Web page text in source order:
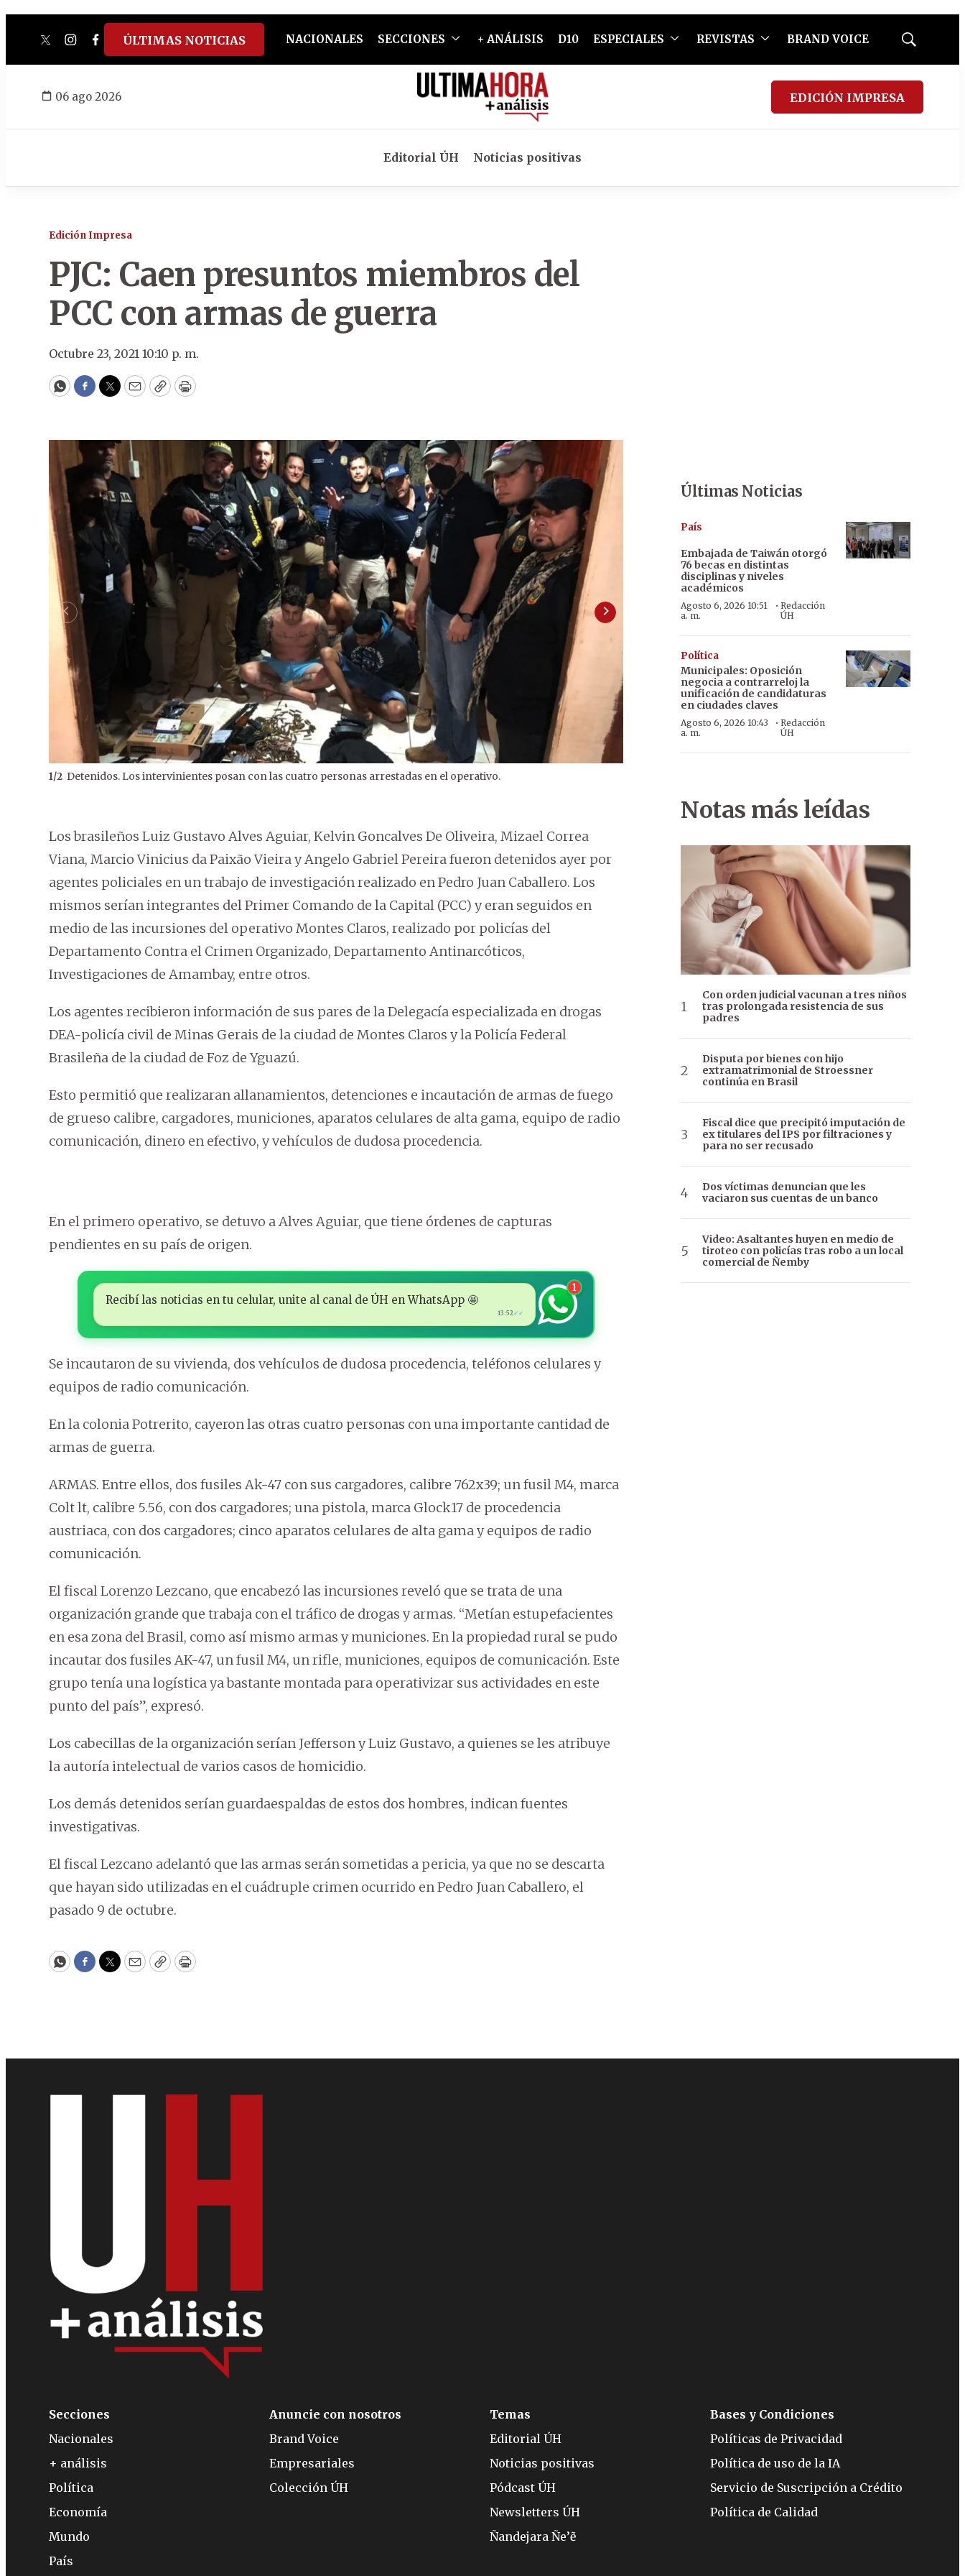
twitterinstagram
facebook
tiktokyoutube
spotify
ÚLTIMAS NOTICIAS NACIONALES SECCIONES + ANÁLISIS D10 ESPECIALES REVISTAS BRAND VOICE
Mostrar
06 ago 2026 EDICIÓN IMPRESA
Editorial ÚH Noticias positivas
Edición Impresa
PJC: Caen presuntos miembros del
PCC con armas de guerra
Octubre 23, 2021 10:10 p. m.
WhatsApp
Facebook
Twitter
EmailCopyPrint
1/2 Detenidos. Los intervinientes posan con las cuatro personas arrestadas en el operativo.
Los brasileños Luiz Gustavo Alves Aguiar, Kelvin Goncalves De Oliveira, Mizael Correa
Viana, Marcio Vinicius da Paixão Vieira y Angelo Gabriel Pereira fueron detenidos ayer por
agentes policiales en un trabajo de investigación realizado en Pedro Juan Caballero. Los
mismos serían integrantes del Primer Comando de la Capital (PCC) y eran seguidos en
medio de las incursiones del operativo Montes Claros, realizado por policías del
Departamento Contra el Crimen Organizado, Departamento Antinarcóticos,
Investigaciones de Amambay, entre otros.
Los agentes recibieron información de sus pares de la Delegacía especializada en drogas
DEA-policía civil de Minas Gerais de la ciudad de Montes Claros y la Policía Federal
Brasileña de la ciudad de Foz de Yguazú.
Esto permitió que realizaran allanamientos, detenciones e incautación de armas de fuego
de grueso calibre, cargadores, municiones, aparatos celulares de alta gama, equipo de radio
comunicación, dinero en efectivo, y vehículos de dudosa procedencia.
En el primero operativo, se detuvo a Alves Aguiar, que tiene órdenes de capturas
pendientes en su país de origen.
Recibí las noticias en tu celular, unite al canal de ÚH en WhatsApp 🤩
13:52✓✓
1
Se incautaron de su vivienda, dos vehículos de dudosa procedencia, teléfonos celulares y
equipos de radio comunicación.
En la colonia Potrerito, cayeron las otras cuatro personas con una importante cantidad de
armas de guerra.
ARMAS. Entre ellos, dos fusiles Ak-47 con sus cargadores, calibre 762x39; un fusil M4, marca
Colt lt, calibre 5.56, con dos cargadores; una pistola, marca Glock17 de procedencia
austriaca, con dos cargadores; cinco aparatos celulares de alta gama y equipos de radio
comunicación.
El fiscal Lorenzo Lezcano, que encabezó las incursiones reveló que se trata de una
organización grande que trabaja con el tráfico de drogas y armas. “Metían estupefacientes
en esa zona del Brasil, como así mismo armas y municiones. En la propiedad rural se pudo
incautar dos fusiles AK-47, un fusil M4, un rifle, municiones, equipos de comunicación. Este
grupo tenía una logística ya bastante montada para operativizar sus actividades en este
punto del país”, expresó.
Los cabecillas de la organización serían Jefferson y Luiz Gustavo, a quienes se les atribuye
la autoría intelectual de varios casos de homicidio.
Los demás detenidos serían guardaespaldas de estos dos hombres, indican fuentes
investigativas.
El fiscal Lezcano adelantó que las armas serán sometidas a pericia, ya que no se descarta
que hayan sido utilizadas en el cuádruple crimen ocurrido en Pedro Juan Caballero, el
pasado 9 de octubre.
WhatsApp
Facebook
Twitter
EmailCopyPrint
Últimas Noticias
País
Embajada de Taiwán otorgó
76 becas en distintas
disciplinas y niveles
académicos
Agosto 6, 2026 10:51
a. m.
· Redacción
ÚH
Política
Municipales: Oposición
negocia a contrarreloj la
unificación de candidaturas
en ciudades claves
Agosto 6, 2026 10:43
a. m.
·Redacción
ÚH
Notas más leídas
Con orden judicial vacunan a tres niños
tras prolongada resistencia de sus
padres
Disputa por bienes con hijo
extramatrimonial de Stroessner
continúa en Brasil
Fiscal dice que precipitó imputación de
ex titulares del IPS por filtraciones y
para no ser recusado
Dos víctimas denuncian que les
vaciaron sus cuentas de un banco
Video: Asaltantes huyen en medio de
tiroteo con policías tras robo a un local
comercial de Ñemby
Secciones
Nacionales
+ análisis
Política
Economía
Mundo
País
Anuncie con nosotros
Brand Voice
Empresariales
Colección ÚH
Temas
Editorial ÚH
Noticias positivas
Pódcast ÚH
Newsletters ÚH
Ñandejara Ñe’ẽ
Bases y Condiciones
Políticas de Privacidad
Política de uso de la IA
Servicio de Suscripción a Crédito
Política de Calidad